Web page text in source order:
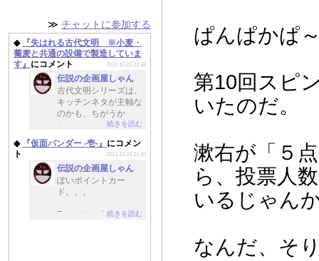
≫ チャットに参加する
◆
『失はれる古代文明 ※小麦・
蕎麦と共通の設備で製造していま
す』 にコメント 2013.10.24 21:38
伝説の企画屋しゃん
続きを読む
古代文明シリーズは、
キッチンネタが主軸な
のかも、ちがうか
も。。。
このお話を読むと、ぽ
いの投稿作への感慨も
ふたしおみしお
に。。。
◆ 『仮面パンダー -壱-』 にコメン
ト
2013.10.24 21:43
伝説の企画屋しゃん
続きを読む
ぽいポイントカー
ド。。。
Tカードやポンタカー
ぱんぱかぱ
第10回スピ
いたのだ。
漱右が「５
ら、投票人
いるじゃん
なんだ、そ